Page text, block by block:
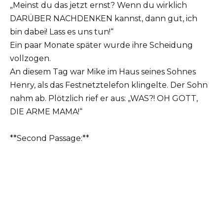
„Meinst du das jetzt ernst? Wenn du wirklich
DARÜBER NACHDENKEN kannst, dann gut, ich
bin dabei! Lass es uns tun!“
Ein paar Monate später wurde ihre Scheidung
vollzogen.
An diesem Tag war Mike im Haus seines Sohnes
Henry, als das Festnetztelefon klingelte. Der Sohn
nahm ab. Plötzlich rief er aus: „WAS?! OH GOTT,
DIE ARME MAMA!“
**Second Passage:**